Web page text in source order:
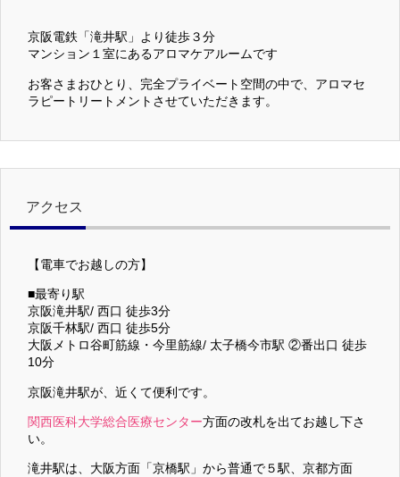
京阪電鉄「滝井駅」より徒歩３分
マンション１室にあるアロマケアルームです
お客さまおひとり、完全プライベート空間の中で、アロマセ
ラピートリートメントさせていただきます。
アクセス
【電車でお越しの方】
■最寄り駅
京阪滝井駅/ 西口 徒歩3分
京阪千林駅/ 西口 徒歩5分
大阪メトロ谷町筋線・今里筋線/ 太子橋今市駅 ②番出口 徒歩
10分
京阪滝井駅が、近くて便利です。
関西医科大学総合医療センター方面の改札を出てお越し下さ
い。
滝井駅は、大阪方面「京橋駅」から普通で５駅、京都方面